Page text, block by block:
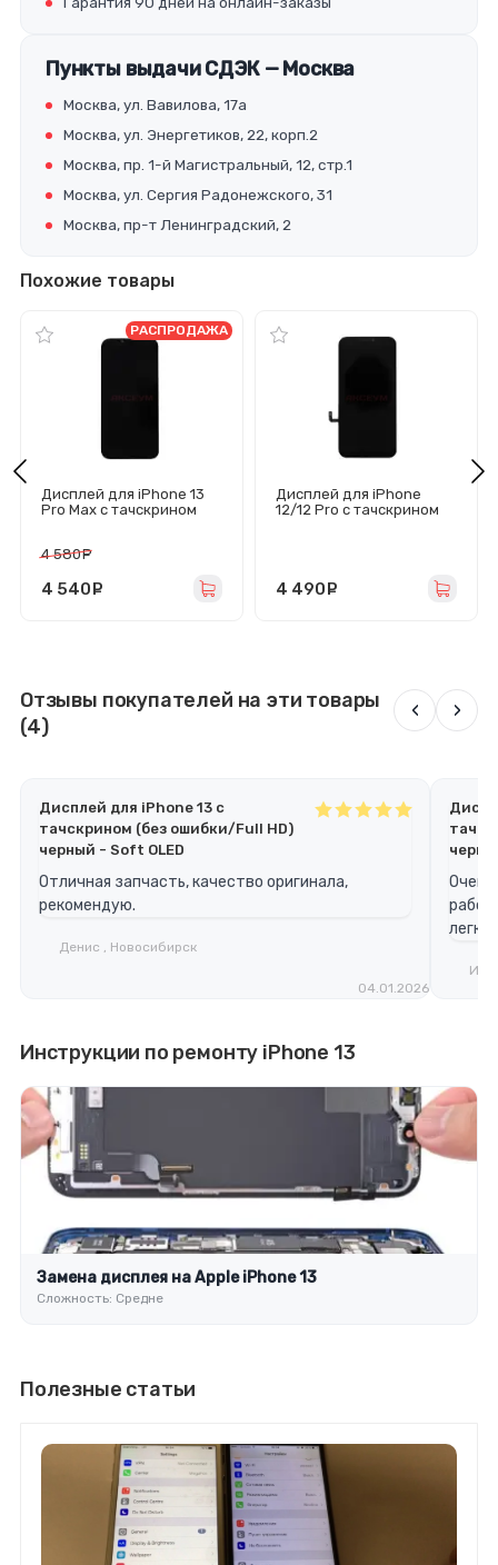
Пункты выдачи СДЭК — Москва
Москва, ул. Вавилова, 17а
Москва, ул. Энергетиков, 22, корп.2
Москва, пр. 1-й Магистральный, 12, стр.1
Москва, ул. Сергия Радонежского, 31
Москва, пр-т Ленинградский, 2
Похожие товары
Дисплей для iPhone 13
Pro Max с тачскрином
РАСПРОДАЖА
4 580
4 540
Дисплей для iPhone
12/12 Pro с тачскрином
4 490
Отзывы покупателей на эти товары
(4)
‹ ›
Дисплей для iPhone 13 с
тачскрином (без ошибки/Full HD)
черный - Soft OLED
Отличная запчасть, качество оригинала,
рекомендую.
Денис , Новосибирск
04.01.2026
Очень
легко.
Инструкции по ремонту iPhone 13
Замена дисплея на Apple iPhone 13
Сложность: Средне
Полезные статьи